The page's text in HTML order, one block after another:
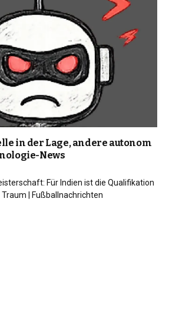
in der Lage, andere autonom
News